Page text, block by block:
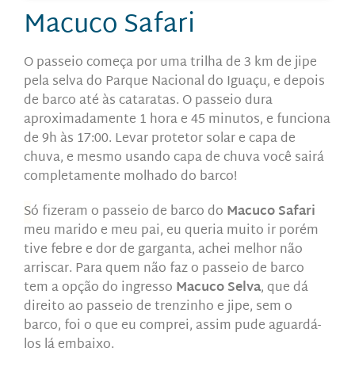
Macuco Safari
O passeio começa por uma trilha de 3 km de jipe
pela selva do Parque Nacional do Iguaçu, e depois
de barco até às cataratas. O passeio dura
aproximadamente 1 hora e 45 minutos, e funciona
de 9h às 17:00. Levar protetor solar e capa de
chuva, e mesmo usando capa de chuva você sairá
completamente molhado do barco!
Só fizeram o passeio de barco do Macuco Safari
meu marido e meu pai, eu queria muito ir porém
tive febre e dor de garganta, achei melhor não
arriscar. Para quem não faz o passeio de barco
tem a opção do ingresso Macuco Selva, que dá
direito ao passeio de trenzinho e jipe, sem o
barco, foi o que eu comprei, assim pude aguardá-
los lá embaixo.